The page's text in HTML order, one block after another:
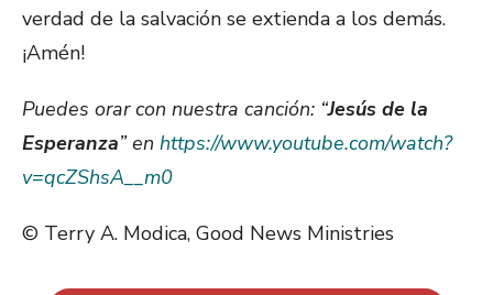
verdad de la salvación se extienda a los demás.
¡Amén!
Puedes orar con nuestra canción: “Jesús de la
Esperanza” en https://www.youtube.com/watch?
v=qcZShsA__m0
© Terry A. Modica, Good News Ministries